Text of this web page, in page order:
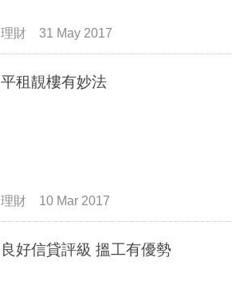
理財 31 May 2017
平租靚樓有妙法
理財 10 Mar 2017
良好信貸評級 搵工有優勢